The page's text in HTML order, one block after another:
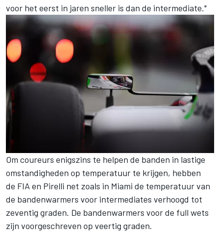
voor het eerst in jaren sneller is dan de intermediate."
Om coureurs enigszins te helpen de banden in lastige
omstandigheden op temperatuur te krijgen, hebben
de FIA en Pirelli net zoals in Miami de temperatuur van
de bandenwarmers voor intermediates verhoogd tot
zeventig graden. De bandenwarmers voor de full wets
zijn voorgeschreven op veertig graden.